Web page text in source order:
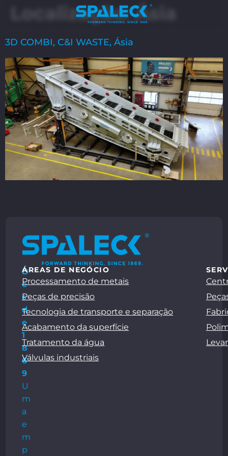
Localização:Ásia
3D COMBI, C&I WASTE, Ásia
D
e
s
d
e
1
8
6
9
U
m
a
e
m
p
ÁREAS DE NEGÓCIO
Processamento de metais
Peças de precisão
Tecnologia de transporte e separação
Acabamento da superfície
Tratamento da água
Válvulas industriais